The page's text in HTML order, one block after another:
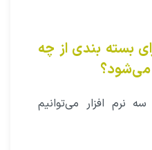
بسته بندی از چه
می‌شود؟
نرم افزار می‌توانیم